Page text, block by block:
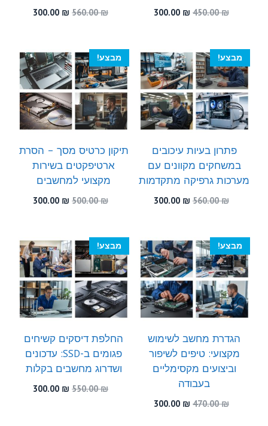
450.00₪
המחיר
450.00 ₪.
300.00 ₪
300.00 ₪.
560.00₪
המחיר
560.00 ₪.
300.00 ₪
המחיר
300.00 ₪.
מבצע!
פתרון בעיות עיכובים
במשחקים מקוונים עם
מערכות גרפיקה מתקדמות
560.00₪
המחיר
560.00 ₪.
300.00 ₪
300.00 ₪.
מבצע!
תיקון כרטיס מסך – הסרת
ארטיפקטים בשירות
מקצועי למחשבים
500.00₪
המחיר
500.00 ₪.
300.00 ₪
המחיר
300.00 ₪.
מבצע!
הגדרת מחשב לשימוש
מקצועי: טיפים לשיפור
וביצועים מקסימליים
בעבודה
470.00₪
המחיר
300.00 ₪
מבצע!
החלפת דיסקים קשיחים
פגומים ב-SSD: עדכונים
ושדרוג מחשבים בקלות
550.00₪
המחיר
300.00 ₪
המחיר